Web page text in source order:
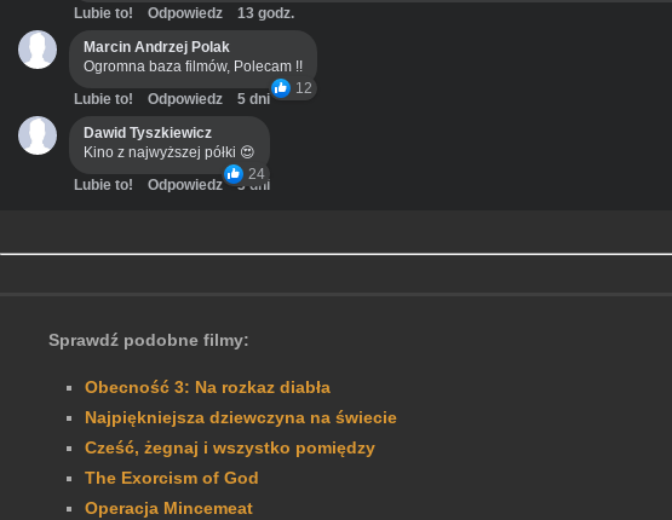
Lubie to! Odpowiedz
13 godz.
Marcin Andrzej Polak
Ogromna baza filmów, Polecam !!
12
Lubie to! Odpowiedz
5 dni
Dawid Tyszkiewicz
Kino z najwyższej półki 😍
24
Lubie to! Odpowiedz 3 dni
Sprawdź podobne filmy:
Obecność 3: Na rozkaz diabła
Najpiękniejsza dziewczyna na świecie
Cześć, żegnaj i wszystko pomiędzy
The Exorcism of God
Operacja Mincemeat